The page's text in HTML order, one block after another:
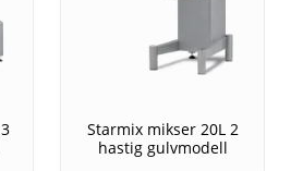
Starmix mikser 20L 2
hastig gulvmodell